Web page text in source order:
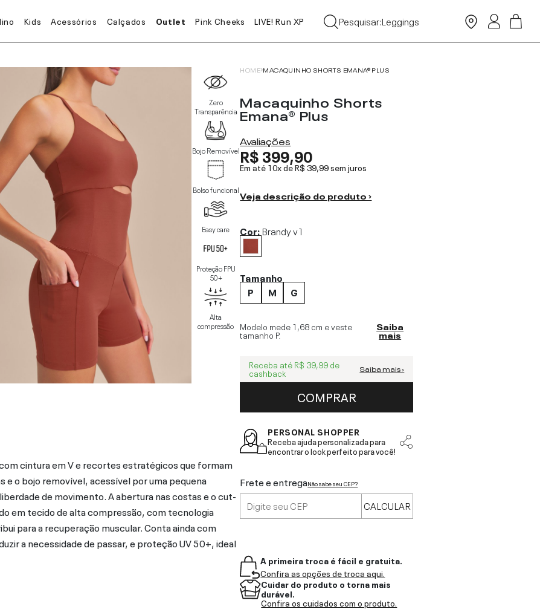
Kids Acessórios Calçados Outlet Pink Cheeks LIVE! Run XP
Pesquisar:Leggings
Zero
Transparência
Bojo Removível
Bolso funcional
Easy care
Proteção FPU
50+
Alta
compressão
cintura em V e recortes estratégicos que formam
e o bojo removível, acessível por uma pequena
de movimento. A abertura nas costas e o cut-
em tecido de alta compressão, com tecnologia
para a recuperação muscular. Conta ainda com
a necessidade de passar, e proteção UV 50+, ideal
HOME MACAQUINHO SHORTS EMANA® PLUS
Macaquinho Shorts
Emana® Plus
Avaliações
R$ 399,90
Em até 10x deR$ 39,99sem juros
Veja descrição do produto ›
Cor:Brandy v1
Tamanho
P
M G
Modelo mede 1,68 cm e veste
tamanho P.
Saiba
mais
Receba até R$ 39,99 de
cashback Saiba mais ›
COMPRAR
PERSONAL SHOPPER
Receba ajuda personalizada para
encontrar o look perfeito para você!
Frete e entregaNão sabe seu CEP?
CALCULAR
A primeira troca é fácil e gratuita.
Confira as opções de troca aqui.
Cuidar do produto o torna mais
durável.
Confira os cuidados com o produto.